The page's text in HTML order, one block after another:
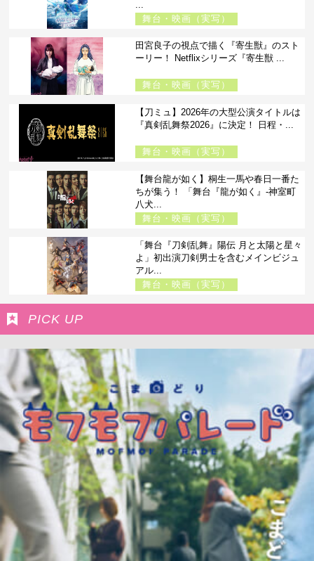
舞台・映画（実写）
田宮良子の視点で描く『寄生獣』のスト
ーリー！ Netflixシリーズ『寄生獣 ...
舞台・映画（実写）
【刀ミュ】2026年の大型公演タイトルは
『真剣乱舞祭2026』に決定！ 日程・...
舞台・映画（実写）
【舞台龍が如く】桐生一馬や春日一番た
ちが集う！ 「舞台『龍が如く』-神室町
八犬...
舞台・映画（実写）
「舞台『刀剣乱舞』陽伝 月と太陽と星々
よ」初出演刀剣男士を含むメインビジュ
アル...
舞台・映画（実写）
PICK UP